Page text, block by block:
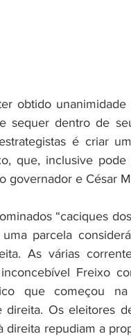
obtido
sequer dentro de
é criar
que, inclusive
governador e César
“caciques
parcela
As várias
Freixo
que começou
Os eleitores
direita repudiam a